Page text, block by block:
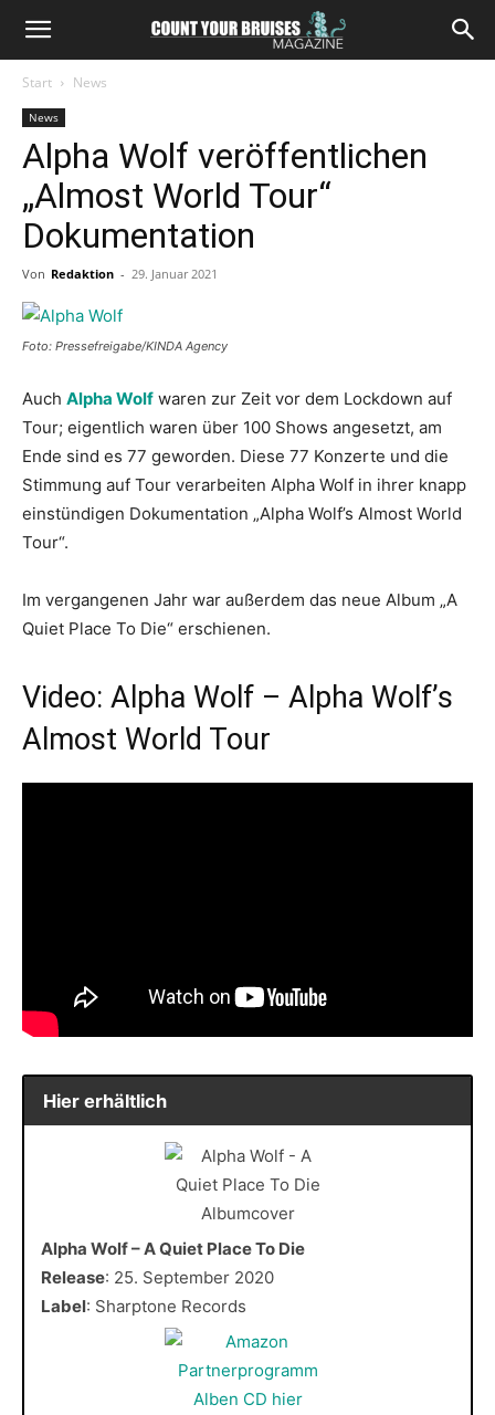
Start News
News
Alpha Wolf veröffentlichen
„Almost World Tour“
Dokumentation
Von Redaktion - 29. Januar 2021
Foto: Pressefreigabe/KINDA Agency
Auch Alpha Wolf waren zur Zeit vor dem Lockdown auf
Tour; eigentlich waren über 100 Shows angesetzt, am
Ende sind es 77 geworden. Diese 77 Konzerte und die
Stimmung auf Tour verarbeiten Alpha Wolf in ihrer knapp
einstündigen Dokumentation „Alpha Wolf’s Almost World
Tour“.
Im vergangenen Jahr war außerdem das neue Album „A
Quiet Place To Die“ erschienen.
Video: Alpha Wolf – Alpha Wolf’s
Almost World Tour
Hier erhältlich
Alpha Wolf – A Quiet Place To Die
Release: 25. September 2020
Label: Sharptone Records